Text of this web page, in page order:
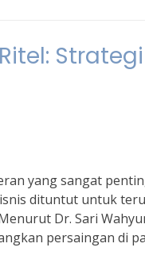
yang sangat
dituntut untuk
Dr. Sari
persaingan di